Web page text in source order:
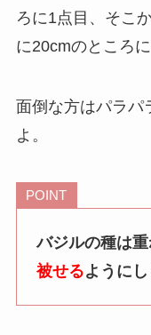
ろに1点目、そこ
に20cmのところ
面倒な方はパラパ
よ。
POINT
バジルの種は
被せるようにし